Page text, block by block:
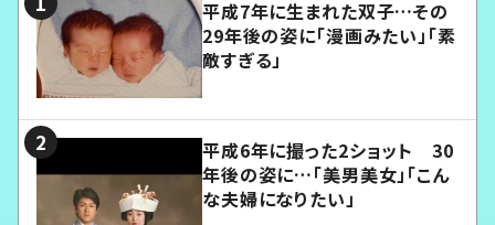
平成7年に生まれた双子…その
29年後の姿に「漫画みたい」「素
敵すぎる」
平成6年に撮った2ショット 30
年後の姿に…「美男美女」「こん
な夫婦になりたい」